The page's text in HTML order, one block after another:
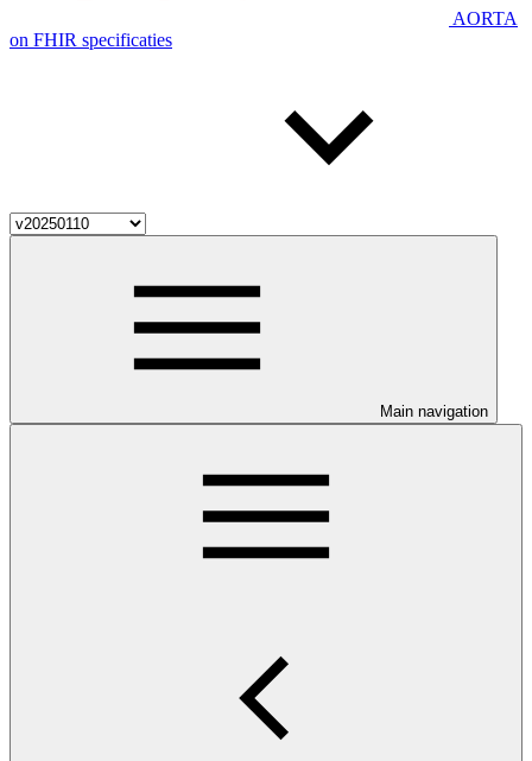
AORTA
on FHIR specificaties
Main navigation